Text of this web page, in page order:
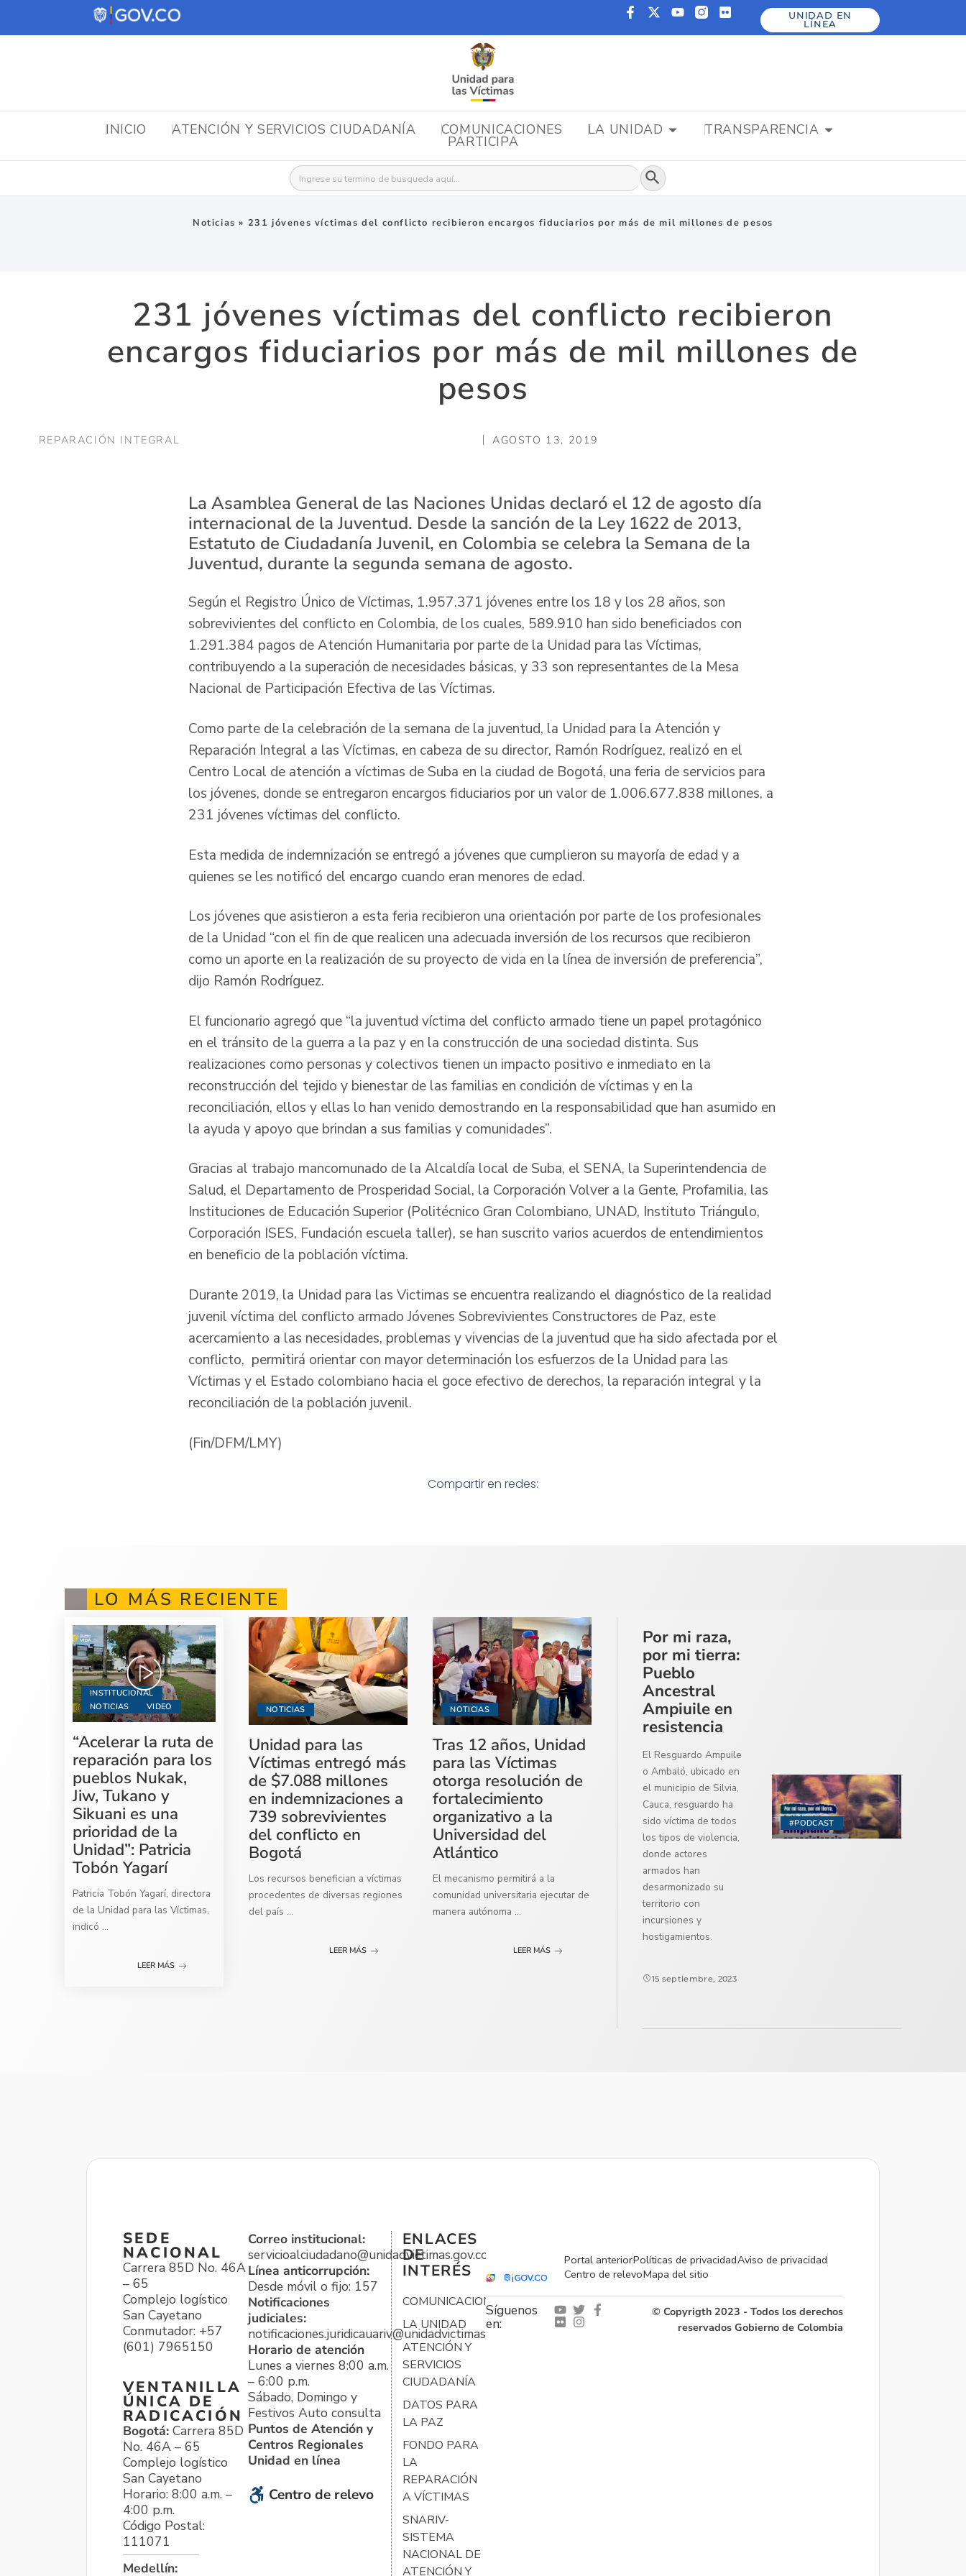
UNIDAD EN
LÍNEA
INICIO ATENCIÓN Y SERVICIOS CIUDADANÍA COMUNICACIONES LA UNIDAD TRANSPARENCIA
PARTICIPA
Buscar: Botón de búsqueda
Noticias » 231 jóvenes víctimas del conflicto recibieron encargos fiduciarios por más de mil millones de pesos
231 jóvenes víctimas del conflicto recibieron
encargos fiduciarios por más de mil millones de
pesos
REPARACIÓN INTEGRAL AGOSTO 13, 2019
La Asamblea General de las Naciones Unidas declaró el 12 de agosto día
internacional de la Juventud. Desde la sanción de la Ley 1622 de 2013,
Estatuto de Ciudadanía Juvenil, en Colombia se celebra la Semana de la
Juventud, durante la segunda semana de agosto.
Según el Registro Único de Víctimas, 1.957.371 jóvenes entre los 18 y los 28 años, son
sobrevivientes del conflicto en Colombia, de los cuales, 589.910 han sido beneficiados con
1.291.384 pagos de Atención Humanitaria por parte de la Unidad para las Víctimas,
contribuyendo a la superación de necesidades básicas, y 33 son representantes de la Mesa
Nacional de Participación Efectiva de las Víctimas.
Como parte de la celebración de la semana de la juventud, la Unidad para la Atención y
Reparación Integral a las Víctimas, en cabeza de su director, Ramón Rodríguez, realizó en el
Centro Local de atención a víctimas de Suba en la ciudad de Bogotá, una feria de servicios para
los jóvenes, donde se entregaron encargos fiduciarios por un valor de 1.006.677.838 millones, a
231 jóvenes víctimas del conflicto.
Esta medida de indemnización se entregó a jóvenes que cumplieron su mayoría de edad y a
quienes se les notificó del encargo cuando eran menores de edad.
Los jóvenes que asistieron a esta feria recibieron una orientación por parte de los profesionales
de la Unidad “con el fin de que realicen una adecuada inversión de los recursos que recibieron
como un aporte en la realización de su proyecto de vida en la línea de inversión de preferencia”,
dijo Ramón Rodríguez.
El funcionario agregó que “la juventud víctima del conflicto armado tiene un papel protagónico
en el tránsito de la guerra a la paz y en la construcción de una sociedad distinta. Sus
realizaciones como personas y colectivos tienen un impacto positivo e inmediato en la
reconstrucción del tejido y bienestar de las familias en condición de víctimas y en la
reconciliación, ellos y ellas lo han venido demostrando en la responsabilidad que han asumido en
la ayuda y apoyo que brindan a sus familias y comunidades”.
Gracias al trabajo mancomunado de la Alcaldía local de Suba, el SENA, la Superintendencia de
Salud, el Departamento de Prosperidad Social, la Corporación Volver a la Gente, Profamilia, las
Instituciones de Educación Superior (Politécnico Gran Colombiano, UNAD, Instituto Triángulo,
Corporación ISES, Fundación escuela taller), se han suscrito varios acuerdos de entendimientos
en beneficio de la población víctima.
Durante 2019, la Unidad para las Victimas se encuentra realizando el diagnóstico de la realidad
juvenil víctima del conflicto armado Jóvenes Sobrevivientes Constructores de Paz, este
acercamiento a las necesidades, problemas y vivencias de la juventud que ha sido afectada por el
conflicto, permitirá orientar con mayor determinación los esfuerzos de la Unidad para las
Víctimas y el Estado colombiano hacia el goce efectivo de derechos, la reparación integral y la
reconciliación de la población juvenil.
(Fin/DFM/LMY)
Compartir en redes:
LO MÁS RECIENTE
INSTITUCIONAL
NOTICIAS
VIDEO
“Acelerar la ruta de
reparación para los
pueblos Nukak,
Jiw, Tukano y
Sikuani es una
prioridad de la
Unidad”: Patricia
Tobón Yagarí
Patricia Tobón Yagarí, directora
de la Unidad para las Víctimas,
indicó ...
LEER MÁS
NOTICIAS
Unidad para las
Víctimas entregó más
de $7.088 millones
en indemnizaciones a
739 sobrevivientes
del conflicto en
Bogotá
Los recursos benefician a víctimas
procedentes de diversas regiones
del país ...
LEER MÁS
NOTICIAS
Tras 12 años, Unidad
para las Víctimas
otorga resolución de
fortalecimiento
organizativo a la
Universidad del
Atlántico
El mecanismo permitirá a la
comunidad universitaria ejecutar de
manera autónoma ...
LEER MÁS
#PODCAST
Por mi raza,
por mi tierra:
Pueblo
Ancestral
Ampiuile en
resistencia
El Resguardo Ampuile
o Ambaló, ubicado en
el municipio de Silvia,
Cauca, resguardo ha
sido víctima de todos
los tipos de violencia,
donde actores
armados han
desarmonizado su
territorio con
incursiones y
hostigamientos.
15 septiembre, 2023
SEDE
NACIONAL
Carrera 85D No. 46A
– 65
Complejo logístico
San Cayetano
Conmutador: +57
(601) 7965150
VENTANILLA
ÚNICA DE
RADICACIÓN
Bogotá: Carrera 85D
No. 46A – 65
Complejo logístico
San Cayetano
Horario: 8:00 a.m. –
4:00 p.m.
Código Postal:
111071
Medellín:
Correo institucional:
servicioalciudadano@unidadvictimas.gov.co
Línea anticorrupción:
Desde móvil o fijo: 157
Notificaciones
judiciales:
notificaciones.juridicauariv@unidadvictimas.gov.co
Horario de atención
Lunes a viernes 8:00 a.m.
– 6:00 p.m.
Sábado, Domingo y
Festivos Auto consulta
Puntos de Atención y
Centros Regionales
Unidad en línea
Centro de relevo
ENLACES
DE
INTERÉS
COMUNICACIONES
LA UNIDAD
ATENCIÓN Y
SERVICIOS
CIUDADANÍA
DATOS PARA
LA PAZ
FONDO PARA
LA
REPARACIÓN
A VÍCTIMAS
SNARIV-
SISTEMA
NACIONAL DE
ATENCIÓN Y
Portal anteriorPolíticas de privacidadAviso de privacidad
Centro de relevoMapa del sitio
Síguenos
en:
© Copyrigth 2023 - Todos los derechos
reservados Gobierno de Colombia